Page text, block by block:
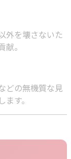
外を壊さないた
。
どの無機質な見
す。